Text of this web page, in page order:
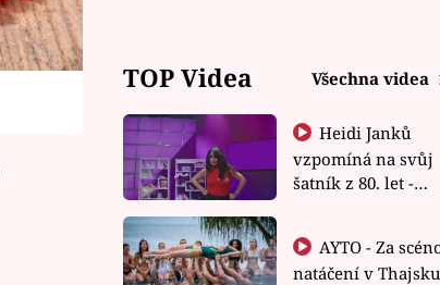
TOP Videa Všechna videa
Heidi Janků
vzpomíná na svůj
šatník z 80. let -
natáčení v Thajsku